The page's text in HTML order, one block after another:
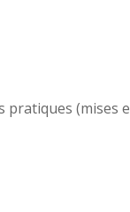
pratiques